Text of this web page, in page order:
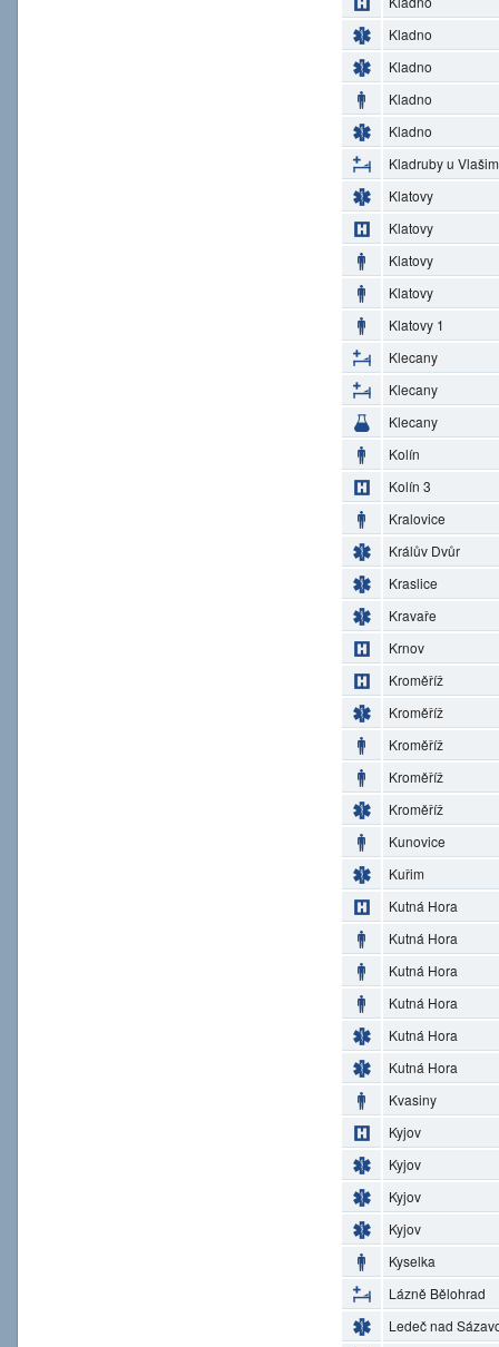
Kladno
Kladno
Kladno
Kladno
Kladruby u
Klatovy
Klatovy
Klatovy
Klatovy
Klatovy 1
Klecany
Klecany
Klecany
Kolín
Kolín 3
Kralovice
Králův Dvůr
Kraslice
Kravaře
Krnov
Kroměříž
Kroměříž
Kroměříž
Kroměříž
Kroměříž
Kunovice
Kuřim
Kutná Hora
Kutná Hora
Kutná Hora
Kutná Hora
Kutná Hora
Kutná Hora
Kvasiny
Kyjov
Kyjov
Kyjov
Kyjov
Kyselka
Lázně Bělohrad
Ledeč nad